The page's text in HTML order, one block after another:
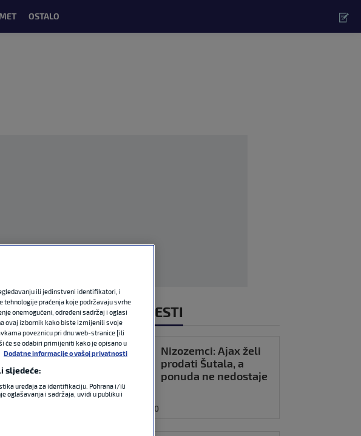
OSTALO
NAJNOVIJE VIJESTI
Nizozemci: Ajax želi
prodati Šutala, a
ponuda ne nedostaje
0
ili jedinstveni identifikatori, i
tehnologije praćenja koje podržavaju svrhe
onemogućeni, određeni sadržaj i oglasi
ovaj izbornik kako biste izmijenili svoje
poveznicu pri dnu web-stranice [ili
će se odabiri primijeniti kako je opisano u
Dodatne informacije o vašoj privatnosti
sljedeće:
uređaja za identifikaciju. Pohrana i/ili
oglašavanja i sadržaja, uvidi u publiku i